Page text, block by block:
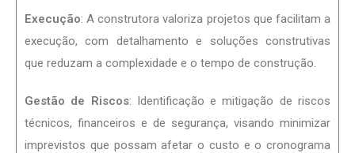
Execução: A construtora valoriza projetos que facilitam a
execução, com detalhamento e soluções construtivas
que reduzam a complexidade e o tempo de construção.
Gestão de Riscos: Identificação e mitigação de riscos
técnicos, financeiros e de segurança, visando minimizar
imprevistos que possam afetar o custo e o cronograma